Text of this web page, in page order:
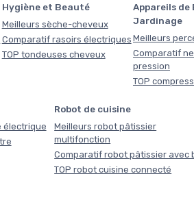
Hygiène et Beauté
Meilleurs sèche-cheveux
Comparatif rasoirs électriques
TOP tondeuses cheveux
Appareils de
Jardinage
Meilleurs
Comparatif
pression
TOP
électrique
Robot de cuisine
Meilleurs robot pâtissier
multifonction
Comparatif robot pâtissier avec
TOP robot cuisine connecté